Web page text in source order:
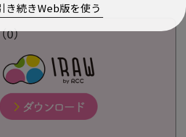
き続きWeb版を使う
0）